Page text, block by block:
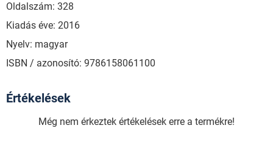
Oldalszám: 328
Kiadás éve: 2016
Nyelv: magyar
ISBN / azonosító: 9786158061100
Értékelések
Még nem érkeztek értékelések erre a termékre!